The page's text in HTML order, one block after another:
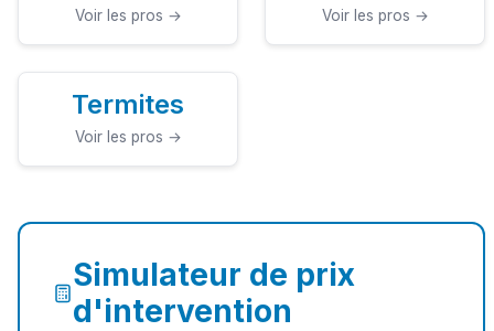
Voir les pros → Voir les pros →
Termites
Voir les pros →
Simulateur de prix
d'intervention